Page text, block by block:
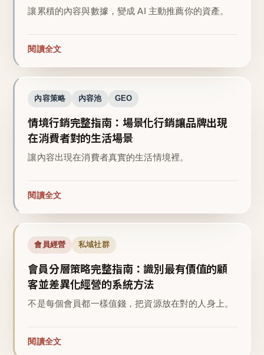
讓累積的內容與數據，變成 AI 主動推薦你的資產。
閱讀全文
內容策略 內容池 GEO
情境行銷完整指南：場景化行銷讓品牌出現
在消費者對的生活場景
讓內容出現在消費者真實的生活情境裡。
閱讀全文
會員經營 私域社群
會員分層策略完整指南：識別最有價值的顧
客並差異化經營的系統方法
不是每個會員都一樣值錢，把資源放在對的人身上。
閱讀全文